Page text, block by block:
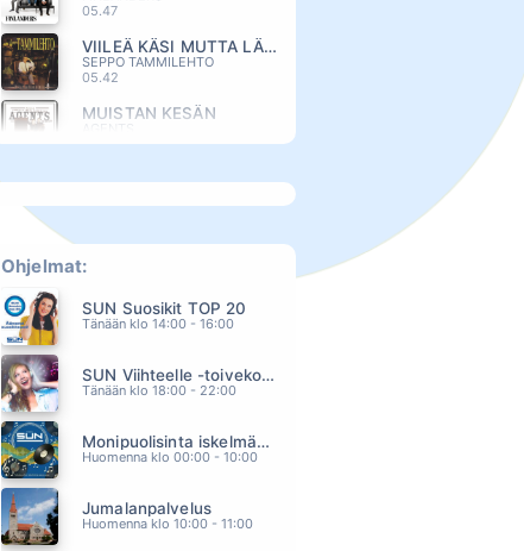
05.47
VIILEÄ KÄSI MUTTA LÄMMIN SYDÄN
SEPPO TAMMILEHTO
05.42
MUISTAN KESÄN
05.38
BROTHER LOUIE
05.34
HUOLETONTA JA MAKEAA
EELI
05.31
BACKSTREET BOYS
OI SUOMEN NUORIA
KOLMAS NAINEN
KAUNIIMPI KUIN KUKAAN MUU
JUHA TAPIO
IKKUNAPRINSESSA
RAULI BADDING SOMERJOKI
Ohjelmat:
SUN Suosikit TOP 20
Tänään klo 14:00 - 16:00
SUN Viihteelle -toivekonsertti
Tänään klo 18:00 - 22:00
Monipuolisinta iskelmää ja parasta poppia
Huomenna klo 00:00 - 10:00
Jumalanpalvelus
Huomenna klo 10:00 - 11:00